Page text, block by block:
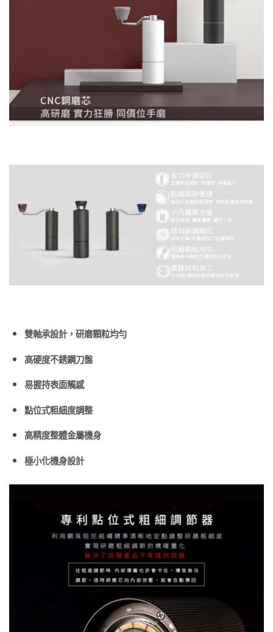
雙軸承設計，研磨顆粒均勻
高硬度不銹鋼刀盤
易握持表面觸感
點位式粗細度調整
高精度整體金屬機身
極小化機身設計